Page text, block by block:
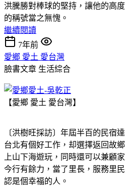
洪騰勝對棒球的堅持，讓他的高
的稱號當之無愧。
繼續閱讀
7年前
愛鄉 愛土 愛台灣
臉書文章 生活綜合
【愛鄉 愛土 愛台灣】
〔洪樹旺採訪〕年屆半百的民宿
台北有個好工作，却選擇返回故
上山下海遊玩，同時還可以兼顧
今行有餘力，當了里長，服務里
認是個幸福的人。